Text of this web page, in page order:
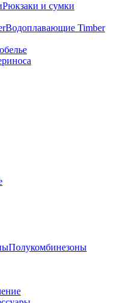
Рюкзаки и сумки
Водоплавающие Timber
Полукомбинезоны